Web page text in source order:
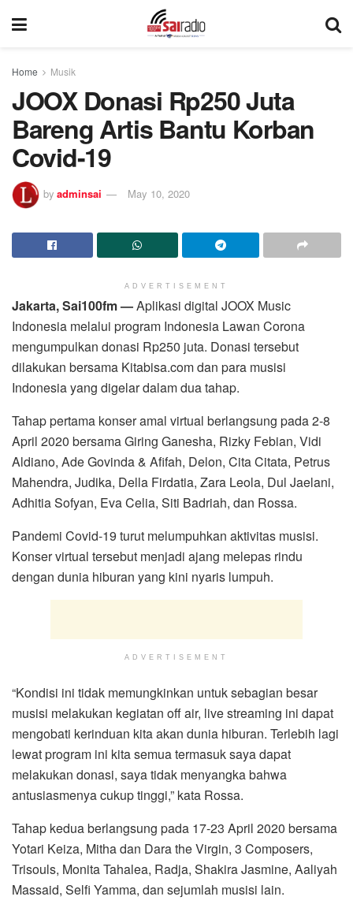
Home Musik
JOOX Donasi Rp250 Juta
Bareng Artis Bantu Korban
Covid-19
by adminsai May 10, 2020
ADVERTISEMENT
Jakarta, Sai100fm —Aplikasi digital JOOX Music
Indonesia melalui program Indonesia Lawan Corona
mengumpulkan donasi Rp250 juta. Donasi tersebut
dilakukan bersama Kitabisa.com dan para musisi
Indonesia yang digelar dalam dua tahap.
Tahap pertama konser amal virtual berlangsung pada 2-8
April 2020 bersama Giring Ganesha, Rizky Febian, Vidi
Aldiano, Ade Govinda & Afifah, Delon, Cita Citata, Petrus
Mahendra, Judika, Della Firdatia, Zara Leola, Dul Jaelani,
Adhitia Sofyan, Eva Celia, Siti Badriah, dan Rossa.
Pandemi Covid-19 turut melumpuhkan aktivitas musisi.
Konser virtual tersebut menjadi ajang melepas rindu
dengan dunia hiburan yang kini nyaris lumpuh.
ADVERTISEMENT
“Kondisi ini tidak memungkinkan untuk sebagian besar
musisi melakukan kegiatan off air, live streaming ini dapat
mengobati kerinduan kita akan dunia hiburan. Terlebih lagi
lewat program ini kita semua termasuk saya dapat
melakukan donasi, saya tidak menyangka bahwa
antusiasmenya cukup tinggi,” kata Rossa.
Tahap kedua berlangsung pada 17-23 April 2020 bersama
Yotari Keiza, Mitha dan Dara the Virgin, 3 Composers,
Trisouls, Monita Tahalea, Radja, Shakira Jasmine, Aaliyah
Massaid, Selfi Yamma, dan sejumlah musisi lain.